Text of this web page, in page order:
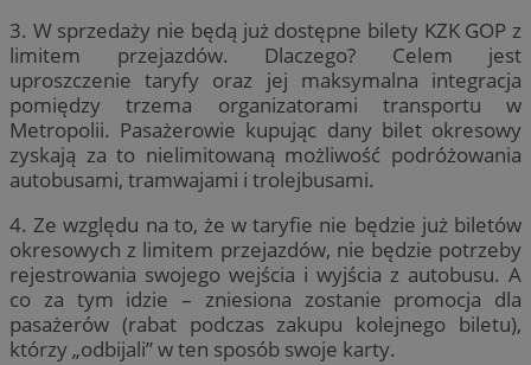
3. W sprzedaży nie będą już dostępne bilety KZK GOP z
limitem przejazdów. Dlaczego? Celem jest
uproszczenie taryfy oraz jej maksymalna integracja
pomiędzy trzema organizatorami transportu w
Metropolii. Pasażerowie kupując dany bilet okresowy
zyskają za to nielimitowaną możliwość podróżowania
autobusami, tramwajami i trolejbusami.
4. Ze względu na to, że w taryfie nie będzie już biletów
okresowych z limitem przejazdów, nie będzie potrzeby
rejestrowania swojego wejścia i wyjścia z autobusu. A
co za tym idzie – zniesiona zostanie promocja dla
pasażerów (rabat podczas zakupu kolejnego biletu),
którzy „odbijali” w ten sposób swoje karty.